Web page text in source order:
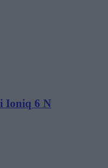
Ioniq 6 N